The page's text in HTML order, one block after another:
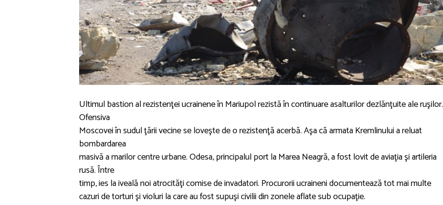
Ultimul bastion al rezistenţei ucrainene în Mariupol rezistă în continuare asalturilor dezlănţuite ale ruşilor.
Ofensiva
Moscovei în sudul ţării vecine se loveşte de o rezistenţă acerbă. Aşa că armata Kremlinului a reluat
bombardarea
masivă a marilor centre urbane. Odesa, principalul port la Marea Neagră, a fost lovit de aviaţia şi artileria
rusă. Între
timp, ies la iveală noi atrocităţi comise de invadatori. Procurorii ucraineni documentează tot mai multe
cazuri de torturi şi violuri la care au fost supuşi civilii din zonele aflate sub ocupaţie.